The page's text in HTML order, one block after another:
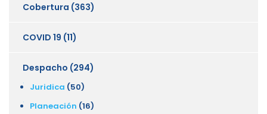
Cobertura (363)
COVID 19 (11)
Despacho (294)
Juridica (50)
Planeación (16)